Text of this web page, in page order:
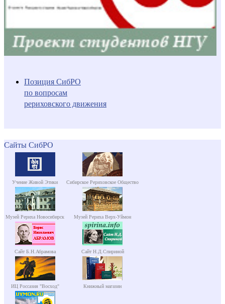
Позиция СибРО
по вопросам
рериховского движения
Сайты СибРО
Учение Живой Этики Сибирское Рериховское Общество
Музей Рериха Новосибирск Музей Рериха Верх-Уймон
Сайт Б.Н.Абрамова Сайт Н.Д.Спириной
ИЦ Россазия "Восход" Книжный магазин